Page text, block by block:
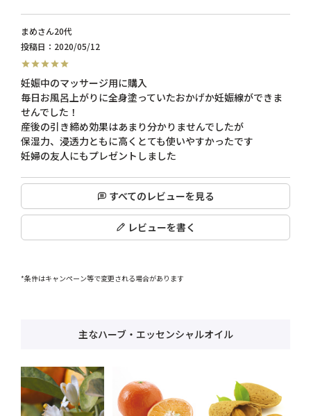
まめ
20代
投稿日
2020/05/12
妊娠中のマッサージ用に購入
毎日お風呂上がりに全身塗っていたおかげか妊娠線ができま
せんでした！
産後の引き締め効果はあまり分かりませんでしたが
保湿力、浸透力ともに高くとても使いやすかったです
妊婦の友人にもプレゼントしました
すべてのレビューを見る
レビューを書く
*条件はキャンペーン等で変更される場合があります
主なハーブ・エッセンシャルオイル